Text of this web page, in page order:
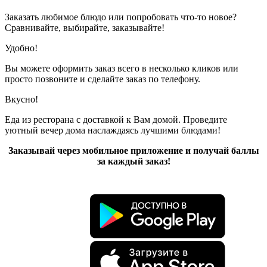
Заказать любимое блюдо или попробовать что-то новое?
Сравнивайте, выбирайте, заказывайте!
Удобно!
Вы можете оформить заказ всего в несколько кликов или
просто позвоните и сделайте заказ по телефону.
Вкусно!
Еда из ресторана с доставкой к Вам домой. Проведите
уютный вечер дома наслаждаясь лучшими блюдами!
Заказывай через мобильное приложение и получай баллы
за каждый заказ!